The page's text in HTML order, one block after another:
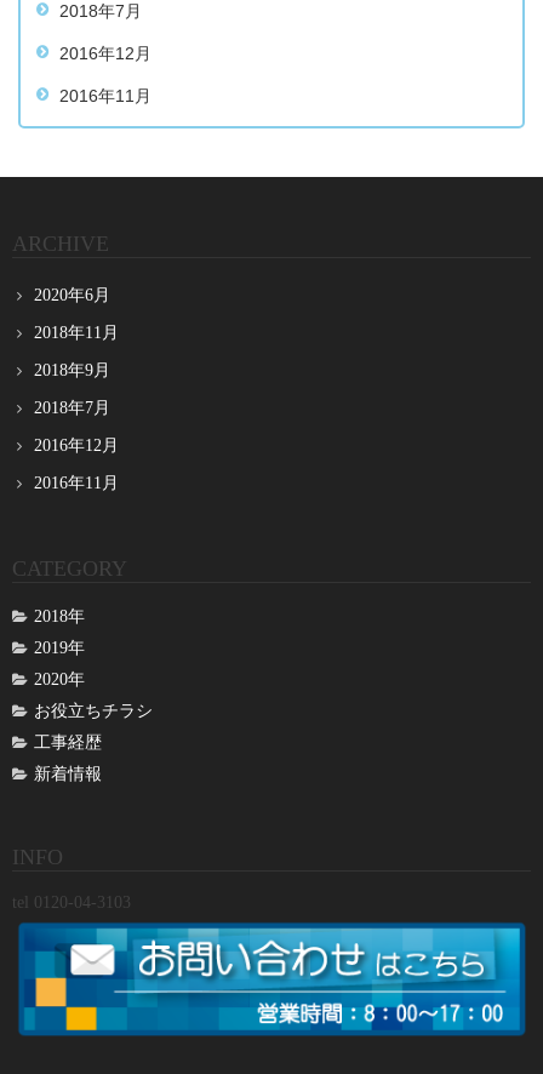
2018年7月
2016年12月
2016年11月
ARCHIVE
2020年6月
2018年11月
2018年9月
2018年7月
2016年12月
2016年11月
CATEGORY
2018年
2019年
2020年
お役立ちチラシ
工事経歴
新着情報
INFO
tel 0120-04-3103